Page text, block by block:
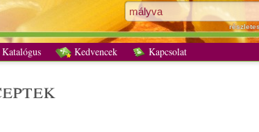
Kedvencek Kapcsolat